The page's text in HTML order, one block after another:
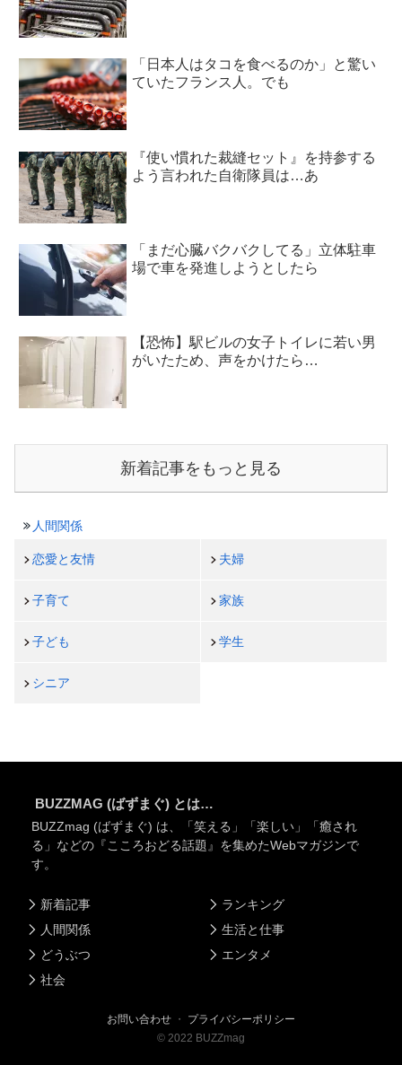
「日本人はタコを食べるのか」と驚い
ていたフランス人。でも
『使い慣れた裁縫セット』を持参する
よう言われた自衛隊員は…あ
「まだ心臓バクバクしてる」立体駐車
場で車を発進しようとしたら
【恐怖】駅ビルの女子トイレに若い男
がいたため、声をかけたら…
新着記事をもっと見る
人間関係
恋愛と友情 夫婦
子育て 家族
子ども 学生
シニア
BUZZMAG (ばずまぐ) とは…
BUZZmag (ばずまぐ) は、「笑える」「楽しい」「癒され
る」などの『こころおどる話題』を集めたWebマガジンで
す。
新着記事
人間関係
どうぶつ
社会
ランキング
生活と仕事
エンタメ
お問い合わせ ・ プライバシーポリシー
© 2022 BUZZmag